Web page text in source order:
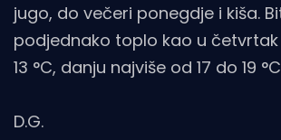
jugo, do večeri ponegdje i kiša.
podjednako toplo kao u
13 °C, danju najviše od 17 do 19
D.G.